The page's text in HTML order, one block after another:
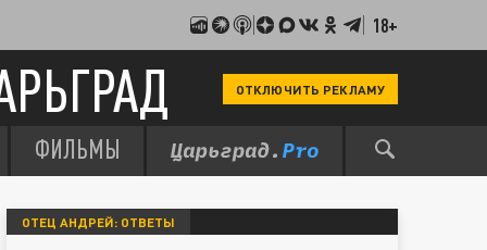
18+
ОТКЛЮЧИТЬ РЕКЛАМУ
ФИЛЬМЫ
ОТЕЦ АНДРЕЙ: ОТВЕТЫ